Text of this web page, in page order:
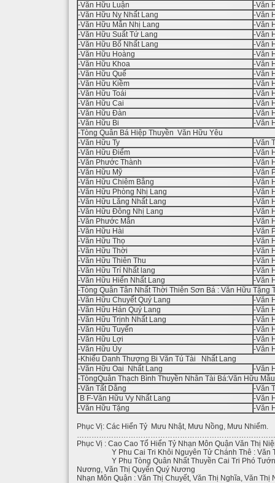
-Văn Hữu Luận
-Văn
-Văn Hữu Nỵ Nhất Lang
-Văn
-Văn Hữu Mẫn Nhị Lang
-Văn
-Văn Hữu Suất Tứ Lang
-Văn
-Văn Hữu Bố Nhất Lang
-Văn
-Văn Hữu Hoàng
-Văn
-Văn Hữu Khoa
-Văn
-Văn Hữu Quế
-Văn
-Văn Hữu Kiềm
-Văn
-Văn Hữu Toái
-Văn
-Văn Hữu Cai
-Văn
-Văn Hữu Đàn
-Văn
-Văn Hữu Bi
-Văn
-Tòng Quân Bá Hiệp Thuyền Văn Hữu Yêu
-Văn Hữu Ty
-Văn
-Văn Hữu Điểm
-Văn
-Văn Phước Thành
-Văn
-Văn Hữu Mỹ
-Văn
-Văn Hữu Chiêm Bằng
-Văn
-Văn Hữu Phòng Nhị Lang
-Văn
-Văn Hữu Lăng Nhất Lang
-Văn
-Văn Hữu Đông Nhị Lang
-Văn
-Văn Phước Mẫn
-Văn
-Văn Hữu Hài
-Văn
-Văn Hữu Thọ
-Văn
-Văn Hữu Thời
-Văn
-Văn Hữu Thiên Thu
-Văn
-Văn Hữu Trí Nhất lang
-Văn
-Văn Hữu Hiển Nhất Lang
-Văn
-Tòng Quân Tân Nhất Thời Thiên Sơn Bá : Văn Hữu Tặng
-Văn Hữu Chuyết Quý Lang
-Văn
-Văn Hữu Hán Quý Lang
-Văn
-Văn Hữu Trịnh Nhất Lang
-Văn
-Văn Hữu Tuyến
-Văn
-Văn Hữu Lợi
-Văn
-Văn Hữu Ủy
-Văn
-Khiếu Danh Thượng Bi Văn Tú Tài Nhất Lang
-Văn Hữu Oai Nhất Lang
-Văn
-TòngQuân Thạch Bình Thuyền Nhân Tài Bá:Văn Hữu
-Văn Tất Dằng
-Văn
B F-Văn Hữu Vy Nhất Lang
-Văn
-Văn Hữu Tặng
-Văn
Phục Vị: Các Hiển Tỷ Mưu Nhật, Mưu Nồng, Mưu Nhiểm.
Phục Vị : Cao Cao Tổ Hiển Tỷ Nhạn Môn Quận Văn Thị
Y Phu Cai Tri Khôi Nguyên Tử Chánh Thê : Văn
Y Phu Tòng Quân Nhất Thuyền Cai Tri Phó Tướng :
Nương, Văn Thị Quyến Quý Nương
Nhạn Môn Quận : Văn Thị Chuyết, Văn Thị Nghĩa, Văn Thị